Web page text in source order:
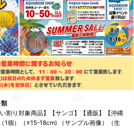
類
割り対象商品】【サンゴ】【通販】【沖縄
1個）（±15-18cm) （サンプル画像）（生